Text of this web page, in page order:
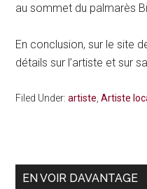
au sommet du palmarès
En conclusion, sur le site
détails sur l’artiste et sur
Filed Under:artiste ,Artiste
Primary
EN VOIR DAVANTAGE